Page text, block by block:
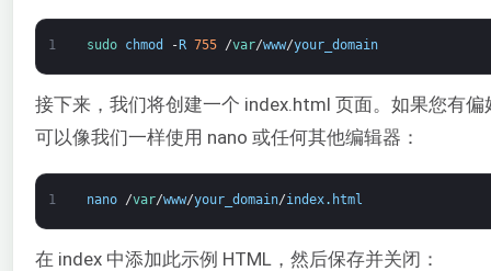
1 sudo chmod -R 755 /var/www/your_domain
接下来，我们将创建一个 index.html 页面。如果您有偏
可以像我们一样使用 nano 或任何其他编辑器：
1 nano /var/www/your_domain/index. html
在 index 中添加此示例 HTML，然后保存并关闭：